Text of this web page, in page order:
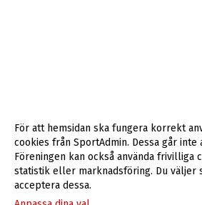
För att hemsidan ska fungera korrekt
cookies från SportAdmin. Dessa går inte
Föreningen kan också använda frivilliga
statistik eller marknadsföring. Du väljer
acceptera dessa.